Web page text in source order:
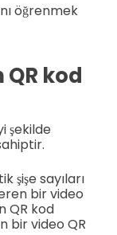
öğrenmek
kod
şekilde
şişe sayıları
bir video
QR kod
bir video QR